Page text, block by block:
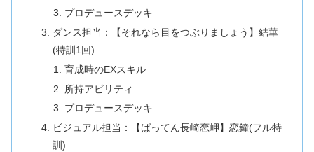
プロデュースデッキ
ダンス担当：【それなら目をつぶりましょう】結華
(特訓1回)
育成時のEXスキル
所持アビリティ
プロデュースデッキ
ビジュアル担当：【ばってん長崎恋岬】恋鐘(フル特
訓)